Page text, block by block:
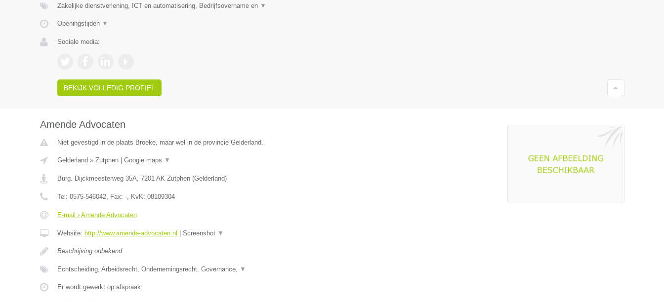
Zakelijke dienstverlening, ICT en automatisering, Bedrijfsovername en ▼
Openingstijden ▼
Sociale media:
BEKIJK VOLLEDIG PROFIEL
Amende Advocaten
Niet gevestigd in de plaats Broeke, maar wel in de provincie Gelderland.
Gelderland » Zutphen| Google maps ▼
Burg. Dijckmeesterweg 35A, 7201 AK Zutphen(Gelderland)
Tel: 0575-546042, Fax: -, KvK: 08109304
E-mail › Amende Advocaten
Website: http://www.amende-advocaten.nl Screenshot ▼
Beschrijving onbekend
Echtscheiding, Arbeidsrecht, Ondernemingsrecht, Governance, ▼
Er wordt gewerkt op afspraak.